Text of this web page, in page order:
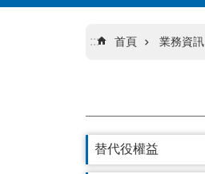
::: 首頁 業務資訊
替代役權益